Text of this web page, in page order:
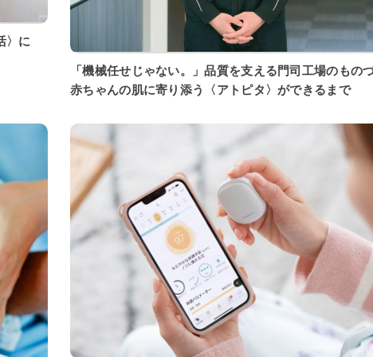
「機械任せじゃない。」品質を支える門司工場のもの
赤ちゃんの肌に寄り添う〈アトピタ〉ができるまで